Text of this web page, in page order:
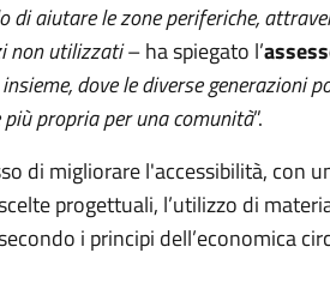
di aiutare le zone periferiche,
non utilizzati– ha spiegato l’
dove le diverse generazioni
propria per una comunità”.
di migliorare l'accessibilità, con
progettuali, l’utilizzo di
i principi dell’economica